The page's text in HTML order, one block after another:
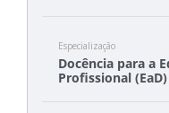
Especialização
Docência para a
Profissional (EaD)